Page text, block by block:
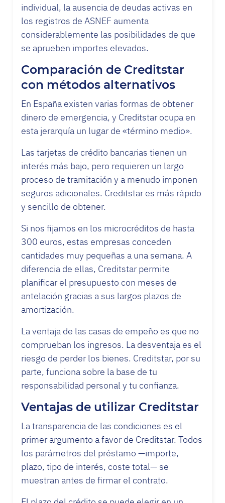
individual, la ausencia de deudas activas en
los registros de ASNEF aumenta
considerablemente las posibilidades de que
se aprueben importes elevados.
Comparación de Creditstar
con métodos alternativos
En España existen varias formas de obtener
dinero de emergencia, y Creditstar ocupa en
esta jerarquía un lugar de «término medio».
Las tarjetas de crédito bancarias tienen un
interés más bajo, pero requieren un largo
proceso de tramitación y a menudo imponen
seguros adicionales. Creditstar es más rápido
y sencillo de obtener.
Si nos fijamos en los microcréditos de hasta
300 euros, estas empresas conceden
cantidades muy pequeñas a una semana. A
diferencia de ellas, Creditstar permite
planificar el presupuesto con meses de
antelación gracias a sus largos plazos de
amortización.
La ventaja de las casas de empeño es que no
comprueban los ingresos. La desventaja es el
riesgo de perder los bienes. Creditstar, por su
parte, funciona sobre la base de tu
responsabilidad personal y tu confianza.
Ventajas de utilizar Creditstar
La transparencia de las condiciones es el
primer argumento a favor de Creditstar. Todos
los parámetros del préstamo —importe,
plazo, tipo de interés, coste total— se
muestran antes de firmar el contrato.